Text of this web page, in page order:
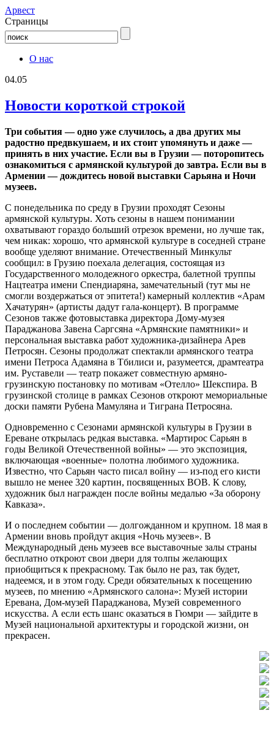
Aрвест
Страницы
О нас
04.05
Новости короткой строкой
Три события — одно уже случилось, а два других мы
радостно предвкушаем, и их стоит упомянуть и даже —
принять в них участие. Если вы в Грузии — поторопитесь
ознакомиться с армянской культурой до завтра. Если вы в
Армении — дождитесь новой выставки Сарьяна и Ночи
музеев.
С понедельника по среду в Грузии проходят Сезоны
армянской культуры. Хоть сезоны в нашем понимании
охватывают гораздо больший отрезок времени, но лучше так,
чем никак: хорошо, что армянской культуре в соседней стране
вообще уделяют внимание. Отечественный Минкульт
сообщил: в Грузию поехала делегация, состоящая из
Государственного молодежного оркестра, балетной труппы
Нацтеатра имени Спендиаряна, замечательный (тут мы не
смогли воздержаться от эпитета!) камерный коллектив «Арам
Хачатурян» (артисты дадут гала-концерт). В программе
Сезонов также фотовыставка директора Дому-музея
Параджанова Завена Саргсяна «Армянские памятники» и
персональная выставка работ художника-дизайнера Арев
Петросян. Сезоны продолжат спектакли армянского театра
имени Петроса Адамяна в Тбилиси и, разумеется, драмтеатра
им. Руставели — театр покажет совместную армяно-
грузинскую постановку по мотивам «Отелло» Шекспира. В
грузинской столице в рамках Сезонов откроют мемориальные
доски памяти Рубена Мамуляна и Тиграна Петросяна.
Одновременно с Сезонами армянской культуры в Грузии в
Ереване открылась редкая выставка. «Мартирос Сарьян в
годы Великой Отечественной войны» — это экспозиция,
включающая «военные» полотна любимого художника.
Известно, что Сарьян часто писал войну — из-под его кисти
вышло не менее 320 картин, посвященных ВОВ. К слову,
художник был награжден после войны медалью «За оборону
Кавказа».
И о последнем событии — долгожданном и крупном. 18 мая в
Армении вновь пройдут акция «Ночь музеев». В
Международный день музеев все выставочные залы страны
бесплатно откроют свои двери для толпы желающих
приобщиться к прекрасному. Так было не раз, так будет,
надеемся, и в этом году. Среди обязательных к посещению
музеев, по мнению «Армянского салона»: Музей истории
Еревана, Дом-музей Параджанова, Музей современного
искусства. А если есть шанс оказаться в Гюмри — зайдите в
Музей национальной архитектуры и городской жизни, он
прекрасен.